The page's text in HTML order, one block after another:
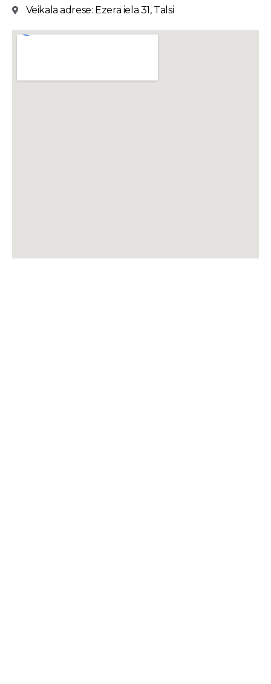
Veikala adrese: Ezera iela 31, Talsi